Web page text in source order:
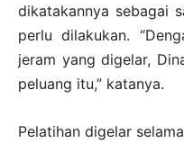
dikatakannya sebagai
perlu dilakukan.
jeram yang digelar,
peluang itu,” katanya.
Pelatihan digelar